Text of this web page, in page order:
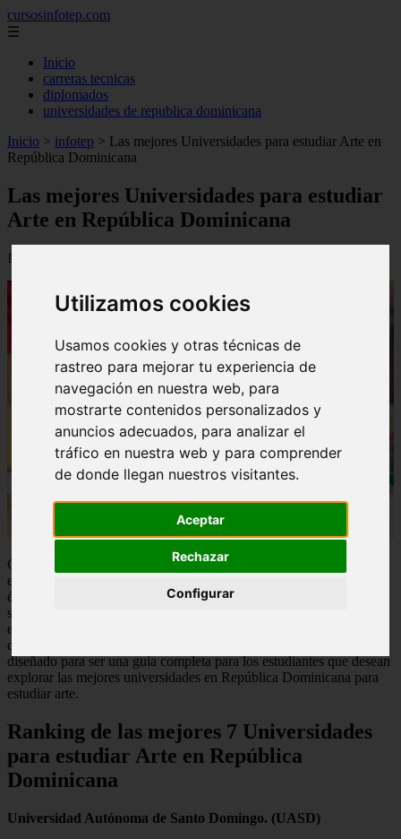
Utilizamos cookies
Usamos cookies y otras técnicas de
rastreo para mejorar tu experiencia de
navegación en nuestra web, para
mostrarte contenidos personalizados y
anuncios adecuados, para analizar el
tráfico en nuestra web y para comprender
de donde llegan nuestros visitantes.
Aceptar
Rechazar
Configurar
cursosinfotep.com
☰
Inicio
carreras tecnicas
diplomados
universidades de republica dominicana
Inicio > infotep > Las mejores Universidades para estudiar Arte en
República Dominicana
Las mejores Universidades para estudiar
Arte en República Dominicana
📅 08/09/2025
Cuando se trata de embarcarse en una carrera en el campo del arte,
elegir la universidad adecuada puede marcar la diferencia entre el
éxito y la mediocridad. En la República Dominicana, la educación
superior ofrece una variedad de opciones para aquellos interesados
en estudiar arte, ya sea pintura, escultura, diseño gráfico, música o
cualquier otra forma de expresión creativa. Este artículo está
diseñado para ser una guía completa para los estudiantes que desean
explorar las mejores universidades en República Dominicana para
estudiar arte.
Ranking de las mejores 7 Universidades
para estudiar Arte en República
Dominicana
Universidad Autónoma de Santo Domingo. (UASD)